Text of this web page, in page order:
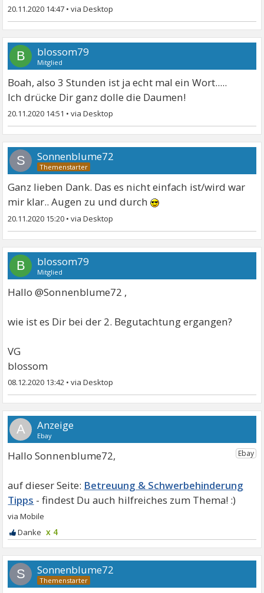
20.11.2020 14:47 •
B blossom79
Mitglied
Boah, also 3 Stunden ist ja echt mal ein Wort.....
Ich drücke Dir ganz dolle die Daumen!
20.11.2020 14:51 •
S Sonnenblume72
Ganz lieben Dank. Das es nicht einfach ist/wird war
mir klar.. Augen zu und durch
20.11.2020 15:20 •
B blossom79
Mitglied
Hallo @Sonnenblume72 ,
wie ist es Dir bei der 2. Begutachtung ergangen?
VG
blossom
08.12.2020 13:42 •
A
Hallo Sonnenblume72,
Betreuung & Schwerbehinderung
Tipps
x 4
S Sonnenblume72